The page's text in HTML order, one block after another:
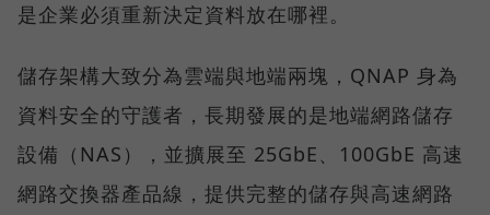
是企業必須重新決定資料放在哪裡。
儲存架構大致分為雲端與地端兩塊，QNAP 身為
資料安全的守護者，長期發展的是地端網路儲存
設備（NAS），並擴展至 25GbE、100GbE 高速
網路交換器產品線，提供完整的儲存與高速網路